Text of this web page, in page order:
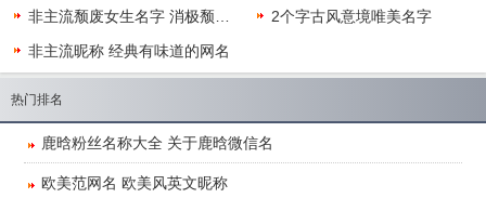
非主流颓废女生名字 消极颓废的简短网名
2个字古风意境唯美名字
非主流昵称 经典有味道的网名
热门排名
鹿晗粉丝名称大全 关于鹿晗微信名
欧美范网名 欧美风英文昵称